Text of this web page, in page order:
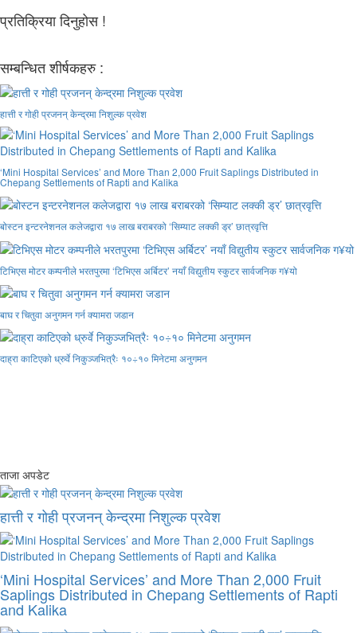
प्रतिक्रिया दिनुहोस !
सम्बन्धित शीर्षकहरु :
हात्ती र गोही प्रजनन् केन्द्रमा निशुल्क प्रवेश
‘Mini Hospital Services’ and More Than 2,000 Fruit Saplings Distributed in
Chepang Settlements of Rapti and Kalika
बोस्टन इन्टरनेशनल कलेजद्वारा १७ लाख बराबरको ‘सिम्याट लक्की ड्र’ छात्रवृत्ति
टिभिएस मोटर कम्पनीले भरतपुरमा ‘टिभिएस अर्बिटर’ नयाँ विद्युतीय स्कुटर सार्वजनिक ग¥यो
बाघ र चितुवा अनुगमन गर्न क्यामरा जडान
दाह्रा काटिएको ध्रुर्वे निकुञ्जभित्रैः १०÷१० मिनेटमा अनुगमन
ताजा अपडेट
हात्ती र गोही प्रजनन् केन्द्रमा निशुल्क प्रवेश
‘Mini Hospital Services’ and More Than 2,000 Fruit
Saplings Distributed in Chepang Settlements of Rapti
and Kalika